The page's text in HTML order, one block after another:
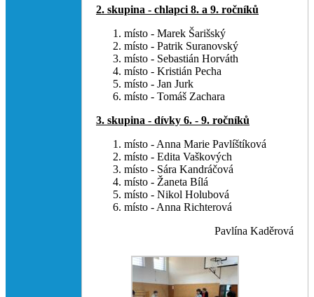
2. skupina - chlapci 8. a 9. ročníků
místo - Marek Šarišský
místo - Patrik Suranovský
místo - Sebastián Horváth
místo - Kristián Pecha
místo - Jan Jurk
místo - Tomáš Zachara
3. skupina - dívky 6. - 9. ročníků
místo - Anna Marie Pavlíštíková
místo - Edita Vaškových
místo - Sára Kandráčová
místo - Žaneta Bílá
místo - Nikol Holubová
místo - Anna Richterová
Pavlína Kaděrová